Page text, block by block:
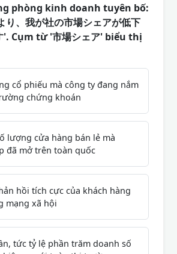
phòng kinh doanh tuyên bố:
り、我が社の市場シェアが低下
'. Cụm từ '市場シェア' biểu thị
cổ phiếu mà công ty đang nắm
chứng khoán
lượng cửa hàng bán lẻ mà
đã mở trên toàn quốc
hồi tích cực của khách hàng
mạng xã hội
tức tỷ lệ phần trăm doanh số